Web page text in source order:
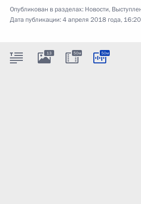
Опубликован в разделах: Новости,
Дата публикации:4 апреля 2018 года, 16:20
13 50м 50м